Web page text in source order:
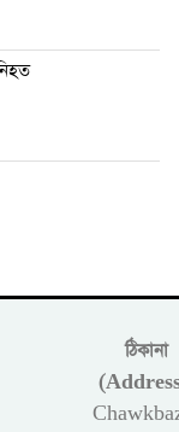
ঠিকানা